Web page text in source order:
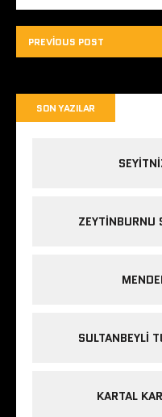
PREVIOUS POST
SON YAZILAR
ZEYTINBURNU
SULTANBEYLI
KARTAL